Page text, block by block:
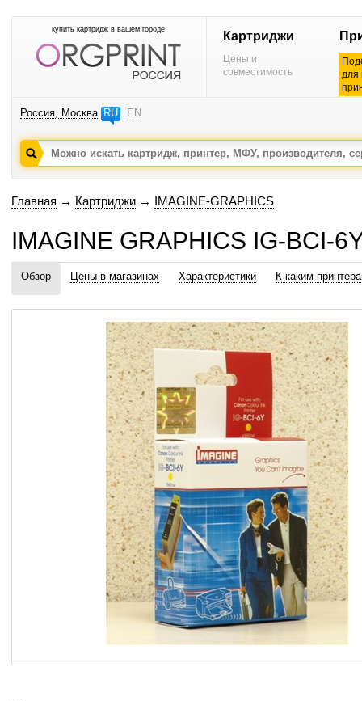
купить картридж в вашем городе Картриджи
Цены и
совместимость
для
Россия, Москва RU EN
Главная → Картриджи → IMAGINE-GRAPHICS
IMAGINE GRAPHICS IG-BCI-
Обзор Цены в магазинах Характеристики К каким